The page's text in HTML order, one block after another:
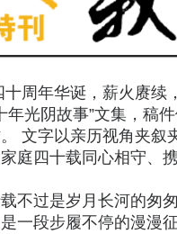
周年华诞，薪火赓
年光阴故事”文集，稿
文字以亲历视角夹
庭四十载同心相守、
不过是岁月长河的匆
一段步履不停的漫漫